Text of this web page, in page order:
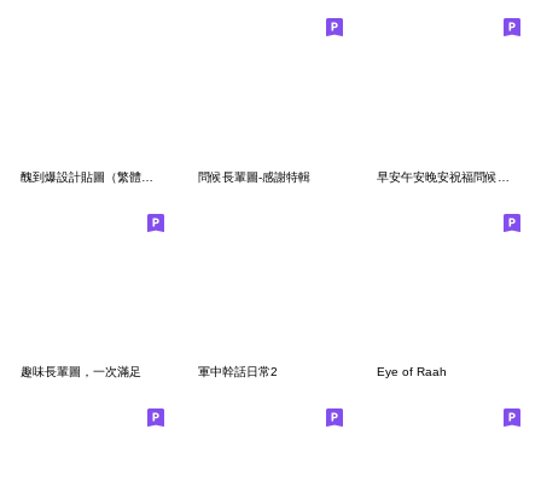
問候長輩圖-感謝特輯
趣味長輩圖，一次滿足 軍中幹話日常2 Eye of Raah